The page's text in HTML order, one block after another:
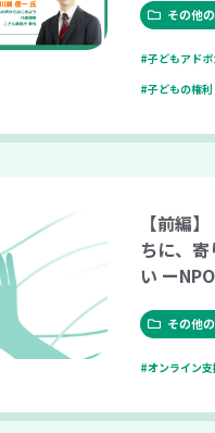
9） その他
#子どもアドボ
#子どもの権利
【前編
ちに、
い ー
その他
#オンライン